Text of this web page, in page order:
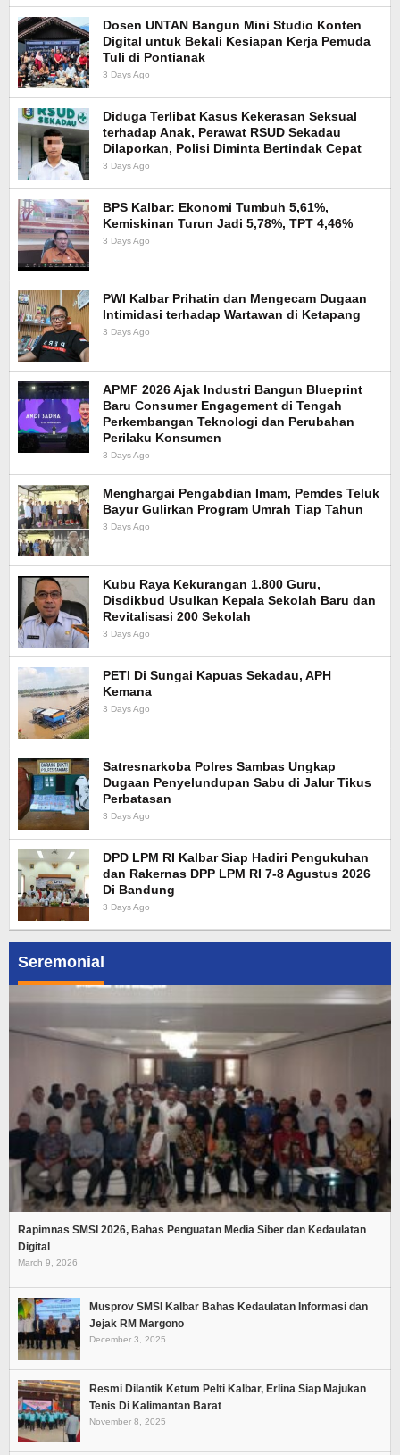
Seremonial
Rapimnas SMSI 2026, Bahas Penguatan Media Siber dan Kedaulatan
Digital
March 9, 2026
Musprov SMSI Kalbar Bahas Kedaulatan Informasi dan
Jejak RM Margono
December 3, 2025
Resmi Dilantik Ketum Pelti Kalbar, Erlina Siap Majukan
Tenis Di Kalimantan Barat
November 8, 2025
Dosen UNTAN Bangun Mini Studio Konten
Digital untuk Bekali Kesiapan Kerja Pemuda
Tuli di Pontianak
3 Days Ago
Diduga Terlibat Kasus Kekerasan Seksual
terhadap Anak, Perawat RSUD Sekadau
Dilaporkan, Polisi Diminta Bertindak Cepat
3 Days Ago
BPS Kalbar: Ekonomi Tumbuh 5,61%,
Kemiskinan Turun Jadi 5,78%, TPT 4,46%
3 Days Ago
PWI Kalbar Prihatin dan Mengecam Dugaan
Intimidasi terhadap Wartawan di Ketapang
3 Days Ago
APMF 2026 Ajak Industri Bangun Blueprint
Baru Consumer Engagement di Tengah
Perkembangan Teknologi dan Perubahan
Perilaku Konsumen
3 Days Ago
Menghargai Pengabdian Imam, Pemdes Teluk
Bayur Gulirkan Program Umrah Tiap Tahun
3 Days Ago
Kubu Raya Kekurangan 1.800 Guru,
Disdikbud Usulkan Kepala Sekolah Baru dan
Revitalisasi 200 Sekolah
3 Days Ago
PETI Di Sungai Kapuas Sekadau, APH
Kemana
3 Days Ago
Satresnarkoba Polres Sambas Ungkap
Dugaan Penyelundupan Sabu di Jalur Tikus
Perbatasan
3 Days Ago
DPD LPM RI Kalbar Siap Hadiri Pengukuhan
dan Rakernas DPP LPM RI 7-8 Agustus 2026
Di Bandung
3 Days Ago